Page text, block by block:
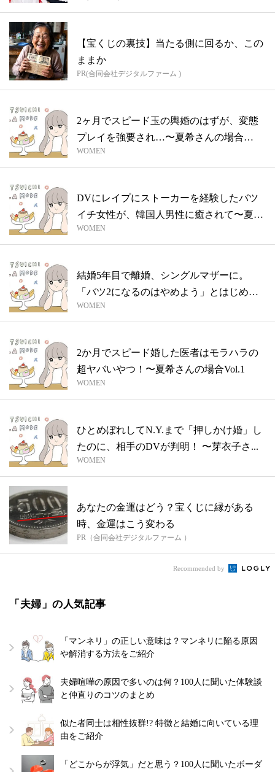
【宝くじの裏技】当たる側に回るか、この
ままか
PR(合同会社デジタルファーム )
2ヶ月でスピード玉の輿婚のはずが、変態
プレイを強要され…〜夏希さんの場合
Vol....
WOMEN
DVにレイプにストーカーを経験したバツ
イチ女性が、韓国人男性に癒されて〜夏希
さん...
WOMEN
結婚5年目で離婚、シングルマザーに。
「バツ2になるのはやめよう」とはじめた
事実婚...
WOMEN
2か月でスピード婚した医者はモラハラの
超ヤバいやつ！〜夏希さんの場合Vol.1
WOMEN
ひとめぼれしてN.Y.まで「押しかけ婚」し
たのに、相手のDVが判明！ 〜芽衣子さ...
WOMEN
あなたの金運はどう？宝くじに縁がある
時、金運はこう変わる
PR（合同会社デジタルファーム ）
Recommended by
「夫婦」の人気記事
「マンネリ」の正しい意味は？マンネリに陥る原因
や解消する方法をご紹介
夫婦喧嘩の原因で多いのは何？100人に聞いた体験談
と仲直りのコツのまとめ
似た者同士は相性抜群!? 特徴と結婚に向いている理
由をご紹介
「どこからが浮気」だと思う？100人に聞いたボーダ